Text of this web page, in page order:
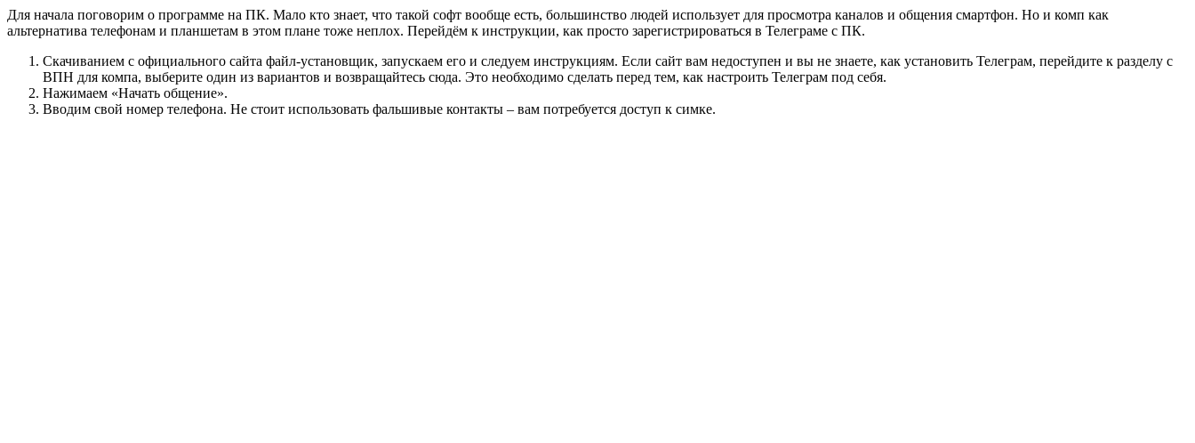
Для начала поговорим о программе на ПК. Мало кто знает, что такой софт вообще есть, большинство людей использует для просмотра каналов и общения смартфон. Но и комп как
альтернатива телефонам и планшетам в этом плане тоже неплох. Перейдём к инструкции, как просто зарегистрироваться в Телеграме с ПК.
Скачиванием с официального сайта файл-установщик, запускаем его и следуем инструкциям. Если сайт вам недоступен и вы не знаете, как установить Телеграм, перейдите к разделу с
ВПН для компа, выберите один из вариантов и возвращайтесь сюда. Это необходимо сделать перед тем, как настроить Телеграм под себя.
Нажимаем «Начать общение».
Вводим свой номер телефона. Не стоит использовать фальшивые контакты – вам потребуется доступ к симке.